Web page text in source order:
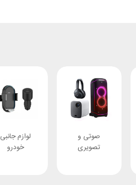
صوتی و
تصویری
لوازم جانبی
خودرو